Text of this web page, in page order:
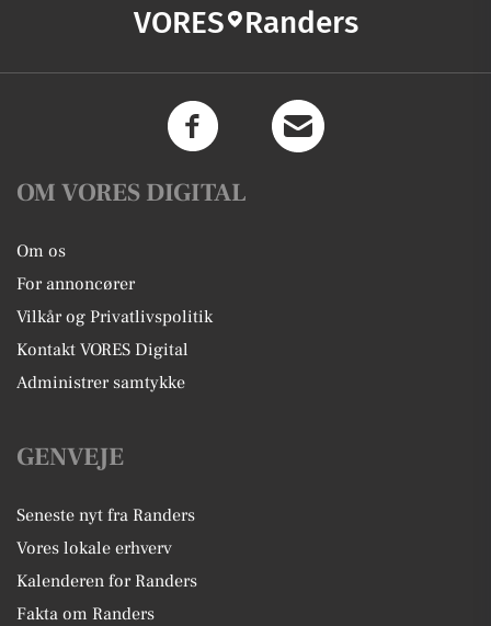
VORES Randers
OM VORES DIGITAL
Om os
For annoncører
Vilkår og Privatlivspolitik
Kontakt VORES Digital
Administrer samtykke
GENVEJE
Seneste nyt fra Randers
Vores lokale erhverv
Kalenderen for Randers
Fakta om Randers